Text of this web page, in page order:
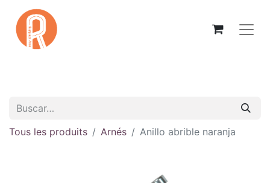
Tous les produits Arnés Anillo abrible naranja